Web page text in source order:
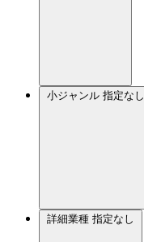
小ジャンル 指定なし
詳細業種 指定なし